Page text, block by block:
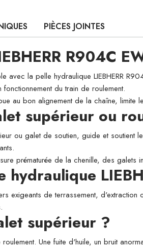
PIÈCES JOINTES
R904C
avec la pelle hydraulique LIEBHERR
du train de roulement.
au bon alignement de la chaîne,
supérieur ou
ou galet de soutien, guide et
prématurée de la chenille, des
exigeants de terrassement,
supérieur ?
Une fuite d'huile, un bruit